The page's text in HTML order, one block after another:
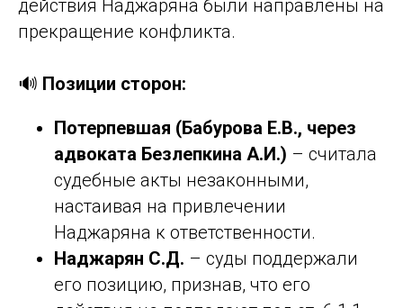
действия Наджаряна были направлены на
прекращение конфликта.
🔊 Позиции сторон:
Потерпевшая (Бабурова Е.В., через
адвоката Безлепкина А.И.) – считала
судебные акты незаконными,
настаивая на привлечении
Наджаряна к ответственности.
Наджарян С.Д. – суды поддержали
его позицию, признав, что его